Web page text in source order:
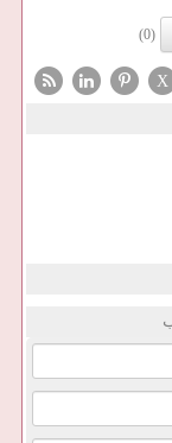
(0)
X